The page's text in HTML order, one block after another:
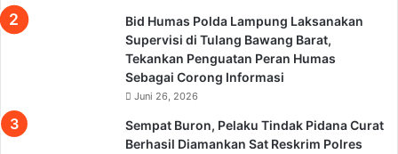
Bid Humas Polda Lampung Laksanakan
Supervisi di Tulang Bawang Barat,
Tekankan Penguatan Peran Humas
Sebagai Corong Informasi
Juni 26, 2026
Sempat Buron, Pelaku Tindak Pidana Curat
Berhasil Diamankan Sat Reskrim Polres